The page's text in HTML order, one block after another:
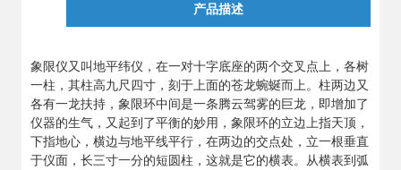
产品描述
象限仪又叫地平纬仪，在一对十字底座的两个交叉点上，各树
一柱，其柱高九尺四寸，刻于上面的苍龙蜿蜒而上。柱两边又
各有一龙扶持，象限环中间是一条腾云驾雾的巨龙，即增加了
仪器的生气，又起到了平衡的妙用，象限环的立边上指天顶，
下指地心，横边与地平线平行，在两边的交点处，立一根垂直
于仪面，长三寸一分的短圆柱，这就是它的横表。从横表到弧